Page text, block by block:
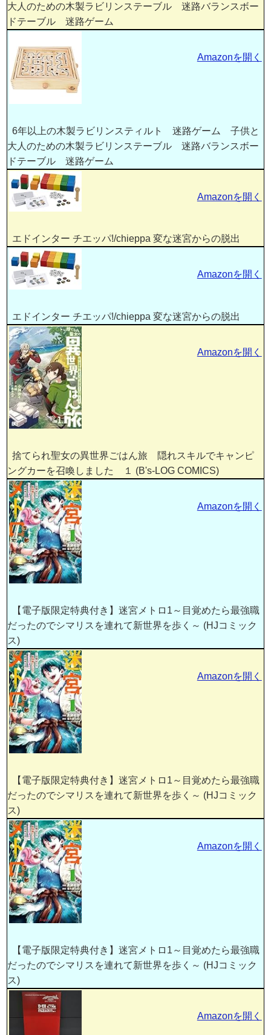
大人のための木製ラビリンステーブル 迷路バランスボー
ドテーブル 迷路ゲーム
6年以上の木製ラビリンスティルト 迷路ゲーム 子供と
大人のための木製ラビリンステーブル 迷路バランスボー
ドテーブル 迷路ゲーム
Amazonを開く
エドインター チエッパ!/chieppa 変な迷宮からの脱出
Amazonを開く
エドインター チエッパ!/chieppa 変な迷宮からの脱出
Amazonを開く
捨てられ聖女の異世界ごはん旅 隠れスキルでキャンピ
ングカーを召喚しました １ (B's-LOG COMICS)
Amazonを開く
【電子版限定特典付き】迷宮メトロ1～目覚めたら最強職
だったのでシマリスを連れて新世界を歩く～ (HJコミック
ス)
Amazonを開く
【電子版限定特典付き】迷宮メトロ1～目覚めたら最強職
だったのでシマリスを連れて新世界を歩く～ (HJコミック
ス)
Amazonを開く
【電子版限定特典付き】迷宮メトロ1～目覚めたら最強職
だったのでシマリスを連れて新世界を歩く～ (HJコミック
ス)
Amazonを開く
Amazonを開く